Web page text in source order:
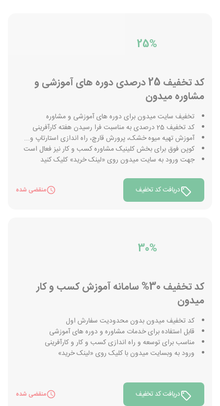
25%
کد تخفیف 25 درصدی دوره های آموزشی و
مشاوره میدون
تخفیف سایت میدون برای دوره های آموزشی و مشاوره
کد تخفیف 25 درصدی به مناسبت فرا رسیدن هفته کارآفرینی
آموزش تهیه میوه خشک، پرورش قارچ، راه اندازی استارتاپ و...
کوپن فوق برای بخش کلینیک مشاوره کسب و کار نیز فعال است
جهت ورود به سایت میدون روی «لینک خرید» کلیک کنید
دریافت کد تخفیف منقضی شده
30%
کد تخفیف 30% سامانه آموزش کسب و کار
میدون
کد تخفیف میدون بدون محدودیت سفارش اول
قابل استفاده برای خدمات مشاوره و دوره های آموزشی
مناسب برای توسعه و راه اندازی کسب و کار و کارآفرینی
ورود به وبسایت میدون با کلیک روی «لینک خرید»
دریافت کد تخفیف منقضی شده